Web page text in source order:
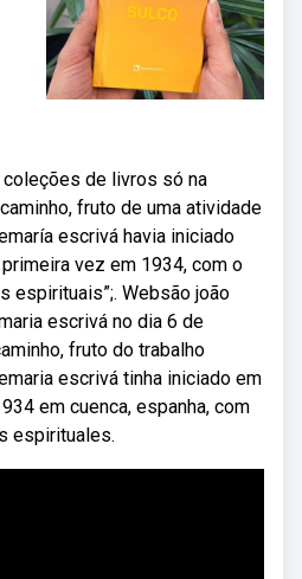
de livros só na
fruto de uma atividade
escrivá havia iniciado
vez em 1934, com o
espirituais”;. Websão joão
escrivá no dia 6 de
fruto do trabalho
escrivá tinha iniciado em
em cuenca, espanha, com
espirituales.